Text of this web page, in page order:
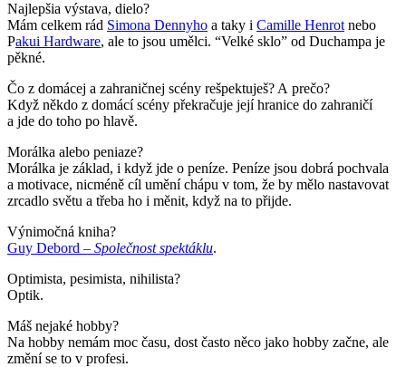
Najlepšia výstava, dielo?
Mám celkem rád Simona Dennyho a taky i Camille Henrot nebo
Pakui Hardware, ale to jsou umělci. “Velké sklo” od Duchampa je
pěkné.
Čo z domácej a zahraničnej scény rešpektuješ? A prečo?
Když někdo z domácí scény překračuje její hranice do zahraničí
a jde do toho po hlavě.
Morálka alebo peniaze?
Morálka je základ, i když jde o peníze. Peníze jsou dobrá pochvala
a motivace, nicméně cíl umění chápu v tom, že by mělo nastavovat
zrcadlo světu a třeba ho i měnit, když na to přijde.
Výnimočná kniha?
Guy Debord – Společnost spektáklu.
Optimista, pesimista, nihilista?
Optik.
Máš nejaké hobby?
Na hobby nemám moc času, dost často něco jako hobby začne, ale
změní se to v profesi.